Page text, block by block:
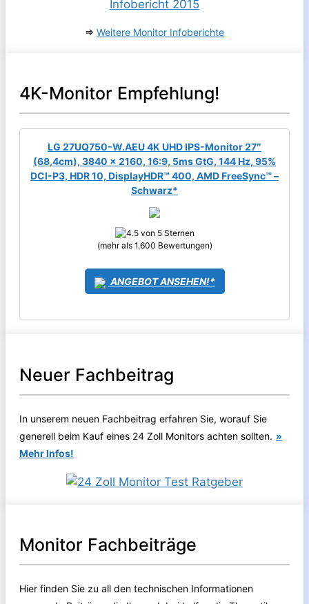
⇒ Weitere Monitor Infoberichte
4K-Monitor Empfehlung!
LG 27UQ750-W.AEU 4K UHD IPS-Monitor 27″
(68,4cm), 3840 x 2160, 16:9, 5ms GtG, 144 Hz, 95%
DCI-P3, HDR 10, DisplayHDR™ 400, AMD FreeSync™ –
Schwarz*
(mehr als 1.600 Bewertungen)
ANGEBOT ANSEHEN!*
Neuer Fachbeitrag
In unserem neuen Fachbeitrag erfahren Sie, worauf Sie
generell beim Kauf eines 24 Zoll Monitors achten sollten. »
Mehr Infos!
Monitor Fachbeiträge
Hier finden Sie zu all den technischen Informationen